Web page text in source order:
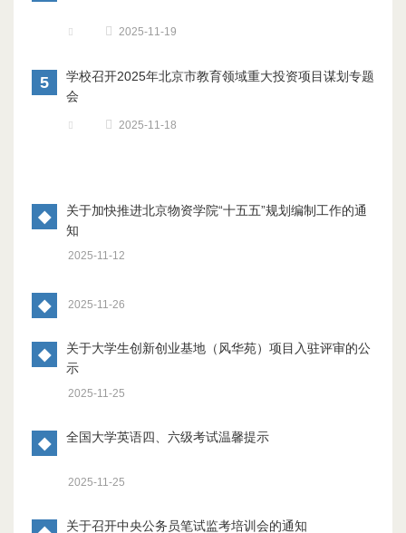
2025-11-19
5
学校召开2025年北京市教育领域重大投资项目谋划专题
会
2025-11-18
◆
关于加快推进北京物资学院“十五五”规划编制工作的通
知
2025-11-12
◆ 2025-11-26
◆
关于大学生创新创业基地（风华苑）项目入驻评审的公
示
2025-11-25
◆ 全国大学英语四、六级考试温馨提示
2025-11-25
关于召开中央公务员笔试监考培训会的通知